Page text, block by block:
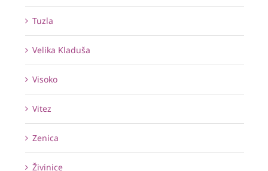
Tuzla
Velika Kladuša
Visoko
Vitez
Zenica
Živinice